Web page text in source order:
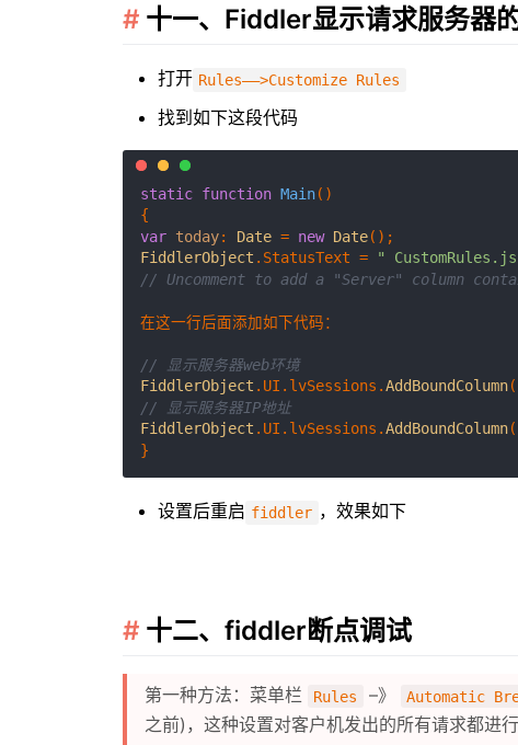
十一、Fiddler显示请求服务器
打开 Rules——>Customize Rules
找到如下这段代码
static function Main( )
var today: Date = new Date
FiddlerObject . StatusText = "
// Uncomment to add a "Server" column
在这一行后面添加如下代码：
// 显示服务器web环境
FiddlerObject . UI . lvSessions .AddBoundColumn(
// 显示服务器IP地址
FiddlerObject . UI . lvSessions .AddBoundColumn(
设置后重启 fiddler ，效果如下
十二、fiddler断点调试
第一种方法：菜单栏 Rules –》 Automatic
之前)，这种设置对客户机发出的所有请求都进